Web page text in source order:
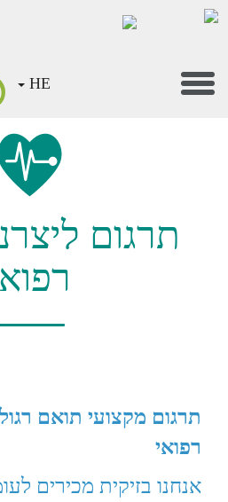
Main
Content
Toggle
navigation
HE
תרגום
תרגום מקצועי תואם
רפואי
אנחנו בזיקית מכירים